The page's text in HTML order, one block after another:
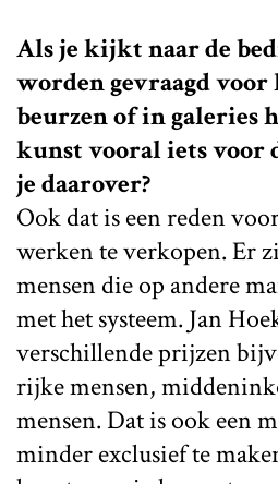
Als je kijkt naar de
worden gevraagd
beurzen of in galeries
kunst vooral iets voor
je daarover?
Ook dat is een reden
werken te verkopen. Er
mensen die op andere
met het systeem. Jan
verschillende prijzen
rijke mensen,
mensen. Dat is ook een
minder exclusief te